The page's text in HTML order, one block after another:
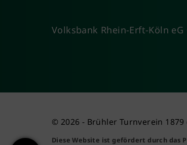
Volksbank Rhein-Erft-Köln eG
© 2026 - Brühler Turnverein 1879
Diese Website ist gefördert durch das